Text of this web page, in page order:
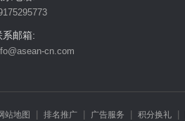
系邮箱:
cn.com
站地图 | 排名推广| 广告服务 | 积分换礼|